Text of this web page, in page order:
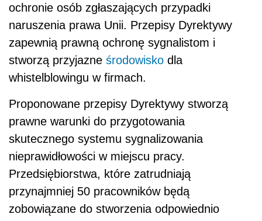
ochronie osób zgłaszających przypadki
naruszenia prawa Unii. Przepisy Dyrektywy
zapewnią prawną ochronę sygnalistom i
stworzą przyjazne środowisko dla
whistelblowingu w firmach.
Proponowane przepisy Dyrektywy stworzą
prawne warunki do przygotowania
skutecznego systemu sygnalizowania
nieprawidłowości w miejscu pracy.
Przedsiębiorstwa, które zatrudniają
przynajmniej 50 pracowników będą
zobowiązane do stworzenia odpowiednio